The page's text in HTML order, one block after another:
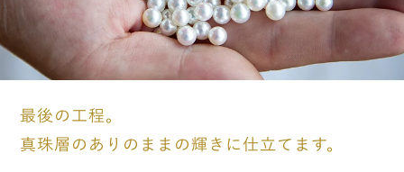
最後の工程。
真珠層のありのままの輝きに仕立てます。